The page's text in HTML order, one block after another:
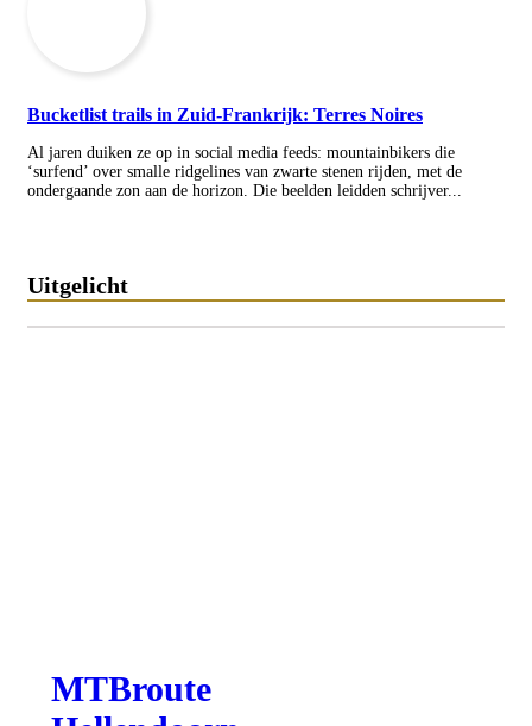
Bucketlist trails in Zuid-Frankrijk: Terres Noires
Al jaren duiken ze op in social media feeds: mountainbikers die
‘surfend’ over smalle ridgelines van zwarte stenen rijden, met de
ondergaande zon aan de horizon. Die beelden leidden schrijver...
Uitgelicht
MTBroute